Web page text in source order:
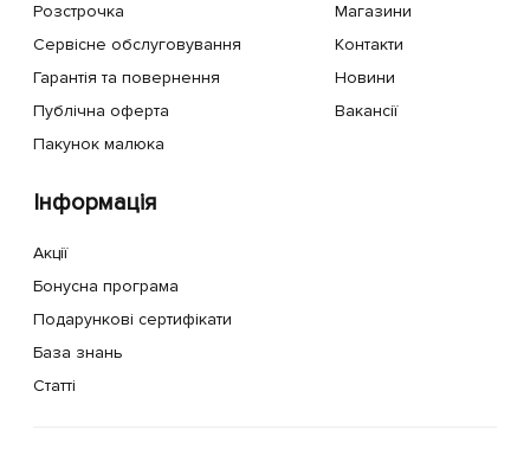
Розстрочка
Сервісне обслуговування
Гарантія та повернення
Публічна оферта
Пакунок малюка
Магазини
Контакти
Новини
Вакансії
Інформація
Акції
Бонусна програма
Подарункові сертифікати
База знань
Статті